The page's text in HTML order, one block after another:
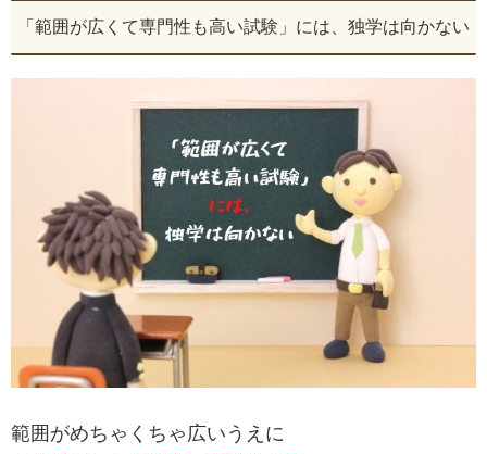
「範囲が広くて専門性も高い試験」には、独学は向かない
範囲がめちゃくちゃ広いうえに